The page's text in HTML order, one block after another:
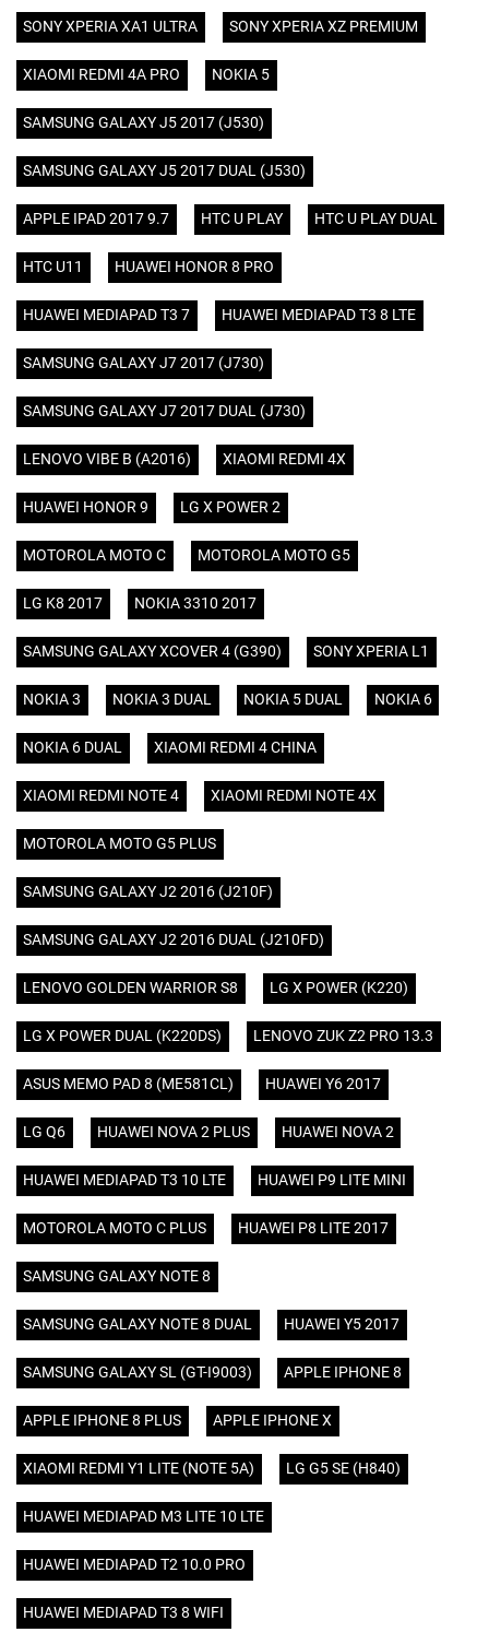
SONY XPERIA XA1 ULTRA SONY XPERIA XZ PREMIUM
XIAOMI REDMI 4A PRO NOKIA 5
SAMSUNG GALAXY J5 2017 (J530)
SAMSUNG GALAXY J5 2017 DUAL (J530)
APPLE IPAD 2017 9.7 HTC U PLAY HTC U PLAY DUAL
HTC U11 HUAWEI HONOR 8 PRO
HUAWEI MEDIAPAD T3 7 HUAWEI MEDIAPAD T3 8 LTE
SAMSUNG GALAXY J7 2017 (J730)
SAMSUNG GALAXY J7 2017 DUAL (J730)
LENOVO VIBE B (A2016) XIAOMI REDMI 4X
HUAWEI HONOR 9 LG X POWER 2
MOTOROLA MOTO C MOTOROLA MOTO G5
LG K8 2017 NOKIA 3310 2017
SAMSUNG GALAXY XCOVER 4 (G390) SONY XPERIA L1
NOKIA 3 NOKIA 3 DUAL NOKIA 5 DUAL NOKIA 6
NOKIA 6 DUAL XIAOMI REDMI 4 CHINA
XIAOMI REDMI NOTE 4 XIAOMI REDMI NOTE 4X
MOTOROLA MOTO G5 PLUS
SAMSUNG GALAXY J2 2016 (J210F)
SAMSUNG GALAXY J2 2016 DUAL (J210FD)
LENOVO GOLDEN WARRIOR S8 LG X POWER (K220)
LG X POWER DUAL (K220DS) LENOVO ZUK Z2 PRO 13.3
ASUS MEMO PAD 8 (ME581CL) HUAWEI Y6 2017
LG Q6 HUAWEI NOVA 2 PLUS HUAWEI NOVA 2
HUAWEI MEDIAPAD T3 10 LTE HUAWEI P9 LITE MINI
MOTOROLA MOTO C PLUS HUAWEI P8 LITE 2017
SAMSUNG GALAXY NOTE 8
SAMSUNG GALAXY NOTE 8 DUAL HUAWEI Y5 2017
SAMSUNG GALAXY SL (GT-I9003) APPLE IPHONE 8
APPLE IPHONE 8 PLUS APPLE IPHONE X
XIAOMI REDMI Y1 LITE (NOTE 5A) LG G5 SE (H840)
HUAWEI MEDIAPAD M3 LITE 10 LTE
HUAWEI MEDIAPAD T2 10.0 PRO
HUAWEI MEDIAPAD T3 8 WIFI